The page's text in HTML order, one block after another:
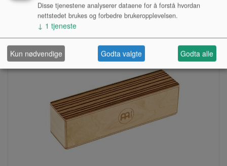
Kjøp
Disse tjenestene analyserer dataene for å forstå hvordan
nettstedet brukes og forbedre brukeropplevelsen.
↓ 1 tjeneste
Kun nødvendige Godta valgte Godta alle